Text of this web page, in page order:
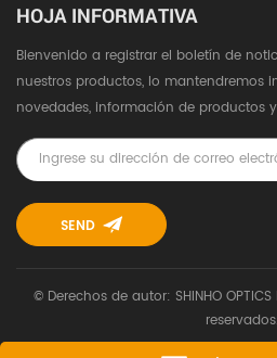
HOJA INFORMATIVA
Bienvenido a registrar el boletín de
nuestros productos, lo mantendremos
novedades, información de productos
© Derechos de autor: SHINHO
reservados.